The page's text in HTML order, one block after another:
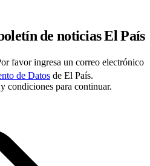
de noticias El País
favor ingresa un correo electrónico
de Datos de El País.
condiciones para continuar.